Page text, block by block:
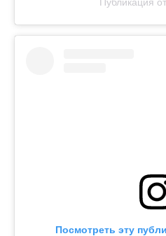
Посмотреть эту